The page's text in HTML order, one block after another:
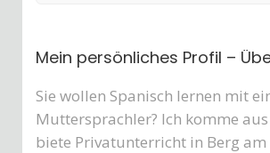
Mein persönliches Profil –
Sie wollen Spanisch lernen mit
Muttersprachler? Ich komme
biete Privatunterricht in Berg am